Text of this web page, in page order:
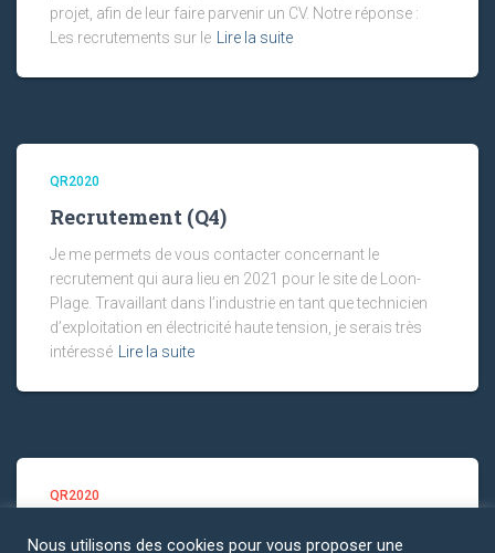
projet, afin de leur faire parvenir un CV. Notre réponse :
Les recrutements sur le
Lire la suite
QR2020
Recrutement (Q4)
Je me permets de vous contacter concernant le
recrutement qui aura lieu en 2021 pour le site de Loon-
Plage. Travaillant dans l’industrie en tant que technicien
d’exploitation en électricité haute tension, je serais très
intéressé
Lire la suite
QR2020
Nous utilisons des cookies pour vous proposer une